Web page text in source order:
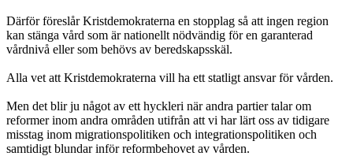
Därför föreslår Kristdemokraterna en stopplag så att ingen region
kan stänga vård som är nationellt nödvändig för en garanterad
vårdnivå eller som behövs av beredskapsskäl.
Alla vet att Kristdemokraterna vill ha ett statligt ansvar för vården.
Men det blir ju något av ett hyckleri när andra partier talar om
reformer inom andra områden utifrån att vi har lärt oss av tidigare
misstag inom migrationspolitiken och integrationspolitiken och
samtidigt blundar inför reformbehovet av vården.